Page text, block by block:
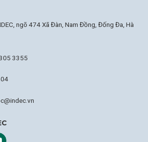
ngõ 474 Xã Đàn, Nam Đồng, Đống Đa, Hà
3355